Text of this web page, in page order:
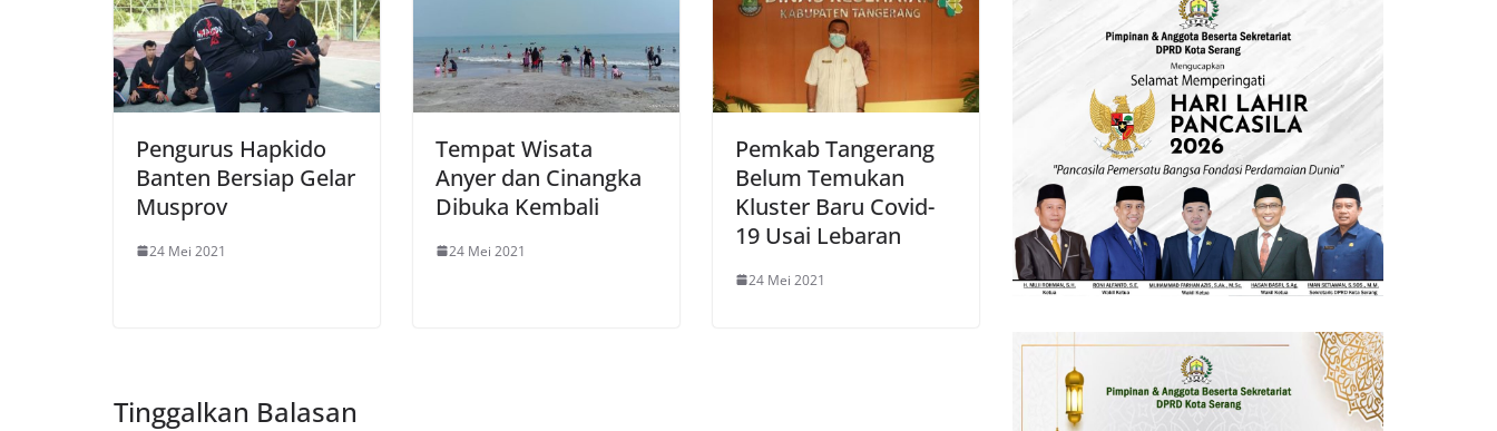
Pengurus Hapkido
Banten Bersiap Gelar
Musprov
24 Mei 2021
Tempat Wisata
Anyer dan Cinangka
Dibuka Kembali
24 Mei 2021
Pemkab Tangerang
Belum Temukan
Kluster Baru Covid-
19 Usai Lebaran
24 Mei 2021
Tinggalkan Balasan